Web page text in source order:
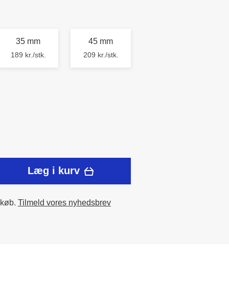
35 mm
189 kr./stk.
45 mm
209 kr./stk.
Læg i kurv
Tilmeld vores nyhedsbrev